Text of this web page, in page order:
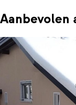
Aanbevolen